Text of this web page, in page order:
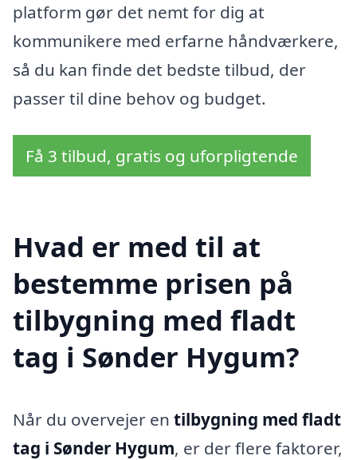
platform gør det nemt for dig at
kommunikere med erfarne håndværkere,
så du kan finde det bedste tilbud, der
passer til dine behov og budget.
Få 3 tilbud, gratis og uforpligtende
Hvad er med til at
bestemme prisen på
tilbygning med fladt
tag i Sønder Hygum?
Når du overvejer en tilbygning med fladt
tag i Sønder Hygum, er der flere faktorer,